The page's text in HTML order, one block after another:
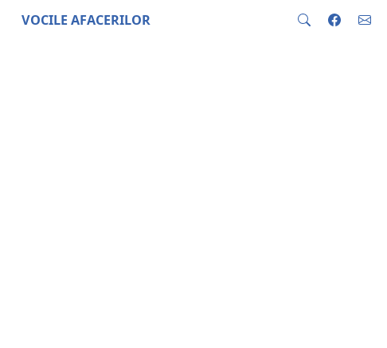
VOCILE AFACERILOR